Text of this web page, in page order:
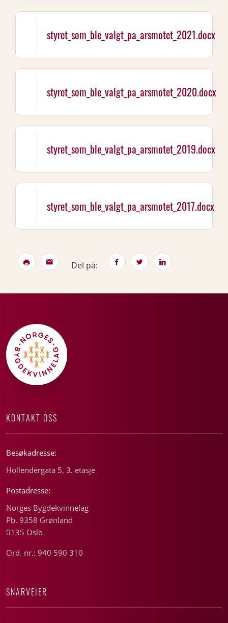
styret_som_ble_valgt_pa_arsmotet_2021.docx
styret_som_ble_valgt_pa_arsmotet_2020.docx
styret_som_ble_valgt_pa_arsmotet_2019.docx
styret_som_ble_valgt_pa_arsmotet_2017.docx
Del på:
KONTAKT OSS
Besøkadresse:
Hollendergata 5, 3. etasje
Postadresse:
Norges Bygdekvinnelag
Pb. 9358 Grønland
0135 Oslo
Ord. nr.: 940 590 310
SNARVEIER